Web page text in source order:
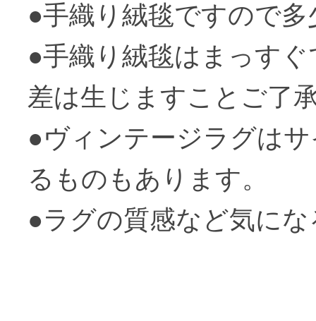
●手織り絨毯ですので
●手織り絨毯はまっす
差は生じますことご了
●ヴィンテージラグは
るものもあります。
●ラグの質感など気に